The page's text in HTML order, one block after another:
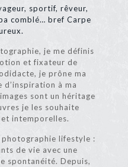
sportif, rêveur,
comblé… bref Carpe
je me définis
et fixateur de
je prône ma
d’inspiration à ma
sont un héritage
je les souhaite
intemporelles.
photographie lifestyle :
de vie avec une
spontanéité. Depuis,